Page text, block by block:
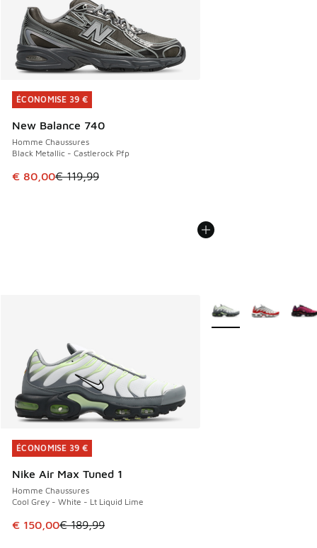
ÉCONOMISE 39 €
New Balance 740
Homme Chaussures
Black Metallic - Castlerock Pfp
Cet article est en promotion. Prix en baisse de € 119,99 à
€ 80,00€ 119,99
ÉCONOMISE 39 €
ÉCONOMISE 39 €
Nike Air Max Tuned 1
Homme Chaussures
Cool Grey - White - Lt Liquid Lime
Cet article est en promotion. Prix en baisse de € 189,99 à
€ 150,00€ 189,99
ÉCONOMISE 39 €
Plus de couleurs